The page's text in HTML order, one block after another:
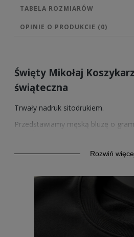
TABELA ROZMIARÓW
OPINIE O PRODUKCIE (0)
Święty Mikołaj
świąteczna
Trwały nadruk sitodrukiem.
Przedstawiamy męską bluzę o
znajduje zastosowanie również
Sprzedawane przez nas wzory
również w wersji na bluzach z
Rozwiń